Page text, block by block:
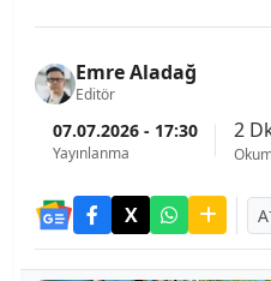
Emre Aladağ
Editör
07.07.2026 - 17:30
Yayınlanma
2
A-